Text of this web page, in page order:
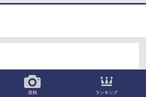
投稿 ランキング